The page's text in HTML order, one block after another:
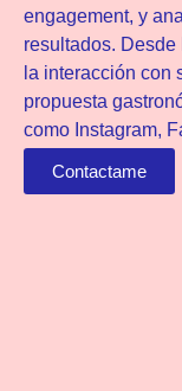
engagement, y
resultados.
la interacción con
propuesta
como Instagram,
Contactame